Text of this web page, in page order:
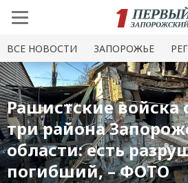
ВСЕ НОВОСТИ ЗАПОРОЖЬЕ
Рашистские войска
три района
области: есть
погибший, – ФОТО